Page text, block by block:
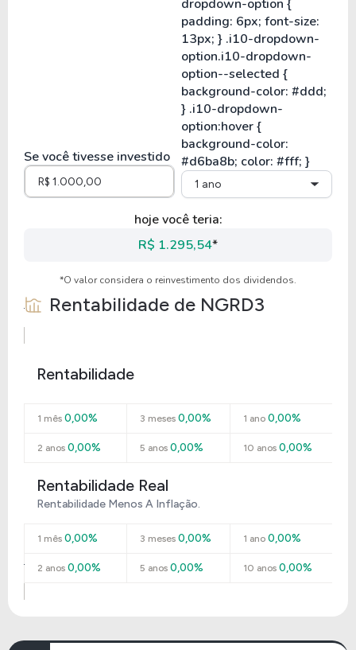
Se você tivesse investido
1 ano
hoje você teria:
R$ 1.295,54*
*O valor considera o reinvestimento dos dividendos.
Rentabilidade de NGRD3
Rentabilidade
1 mês 0,00% 3 meses 0,00% 1 ano0,00%
2 anos 0,00% 5 anos 0,00% 10 anos0,00%
Rentabilidade Real
Rentabilidade Menos A Inflação.
1 mês 0,00% 3 meses 0,00% 1 ano0,00%
2 anos 0,00% 5 anos 0,00% 10 anos0,00%